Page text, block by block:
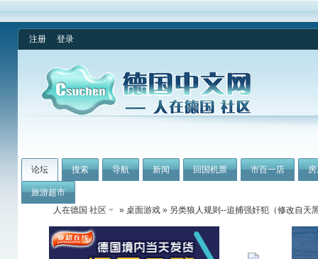
注册 登录
论坛 搜索 导航 新闻 回国机票 市百一店
旅游超市
人在德国 社区
» 桌面游戏 » 另类狼人规则--追捕强奸犯（修改自天